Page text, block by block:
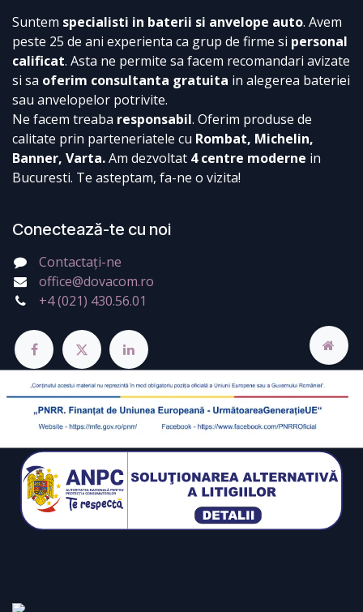
Suntem specialisti in baterii si anvelope auto. Avem
peste 25 de ani experienta ca grup de firme si personal
calificat. Asta ne permite sa facem recomandari avizate
si sa oferim consultanta gratuita in alegerea bateriei
sau anvelopelor potrivite.
Ne facem treaba responsabil. Oferim produse de
calitate prin parteneriatele cu Rombat, Michelin,
Banner, Varta.Am dezvoltat 4 centre moderne in
Bucuresti. Te asteptam, fa-ne o vizita!
Conectează-te cu noi
Contactați-ne
office@dovacom.ro
+4 (021) 430.56.01